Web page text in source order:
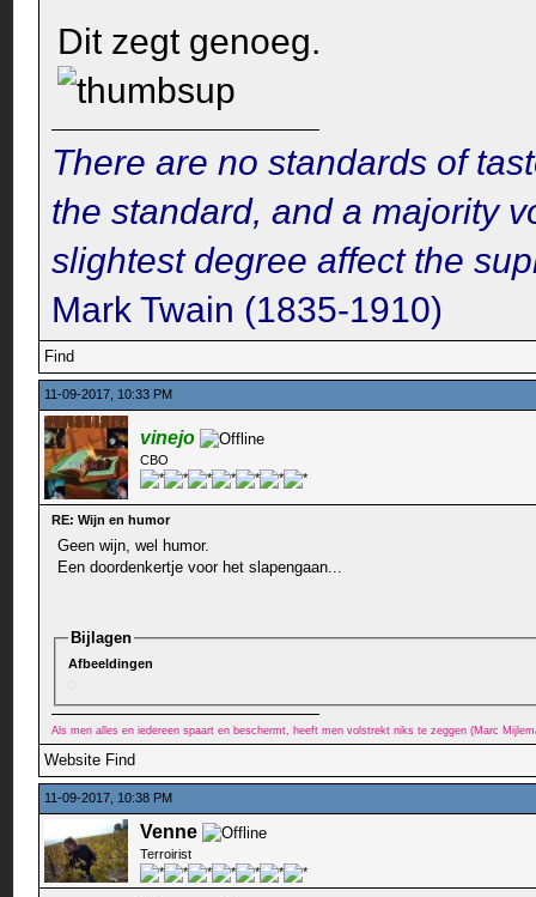
Dit zegt genoeg.
There are no standards of
the standard, and a majority
slightest degree affect the
Mark Twain (1835-1910)
Find
11-09-2017, 10:33 PM
vinejo
CBO
RE: Wijn en humor
Geen wijn, wel humor.
Een doordenkertje voor het slapengaan...
Bijlagen
Afbeeldingen
Als men alles en iedereen spaart en beschermt, heeft men volstrekt niks te zeggen (Marc
Website Find
11-09-2017, 10:38 PM
Venne
Terroirist